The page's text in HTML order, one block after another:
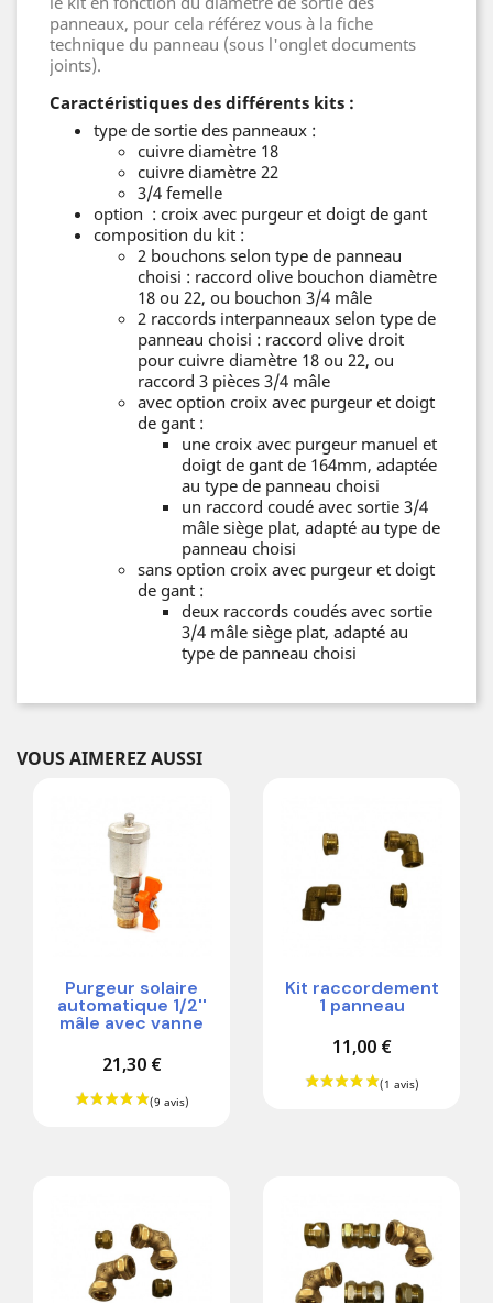
panneaux, pour cela référez vous à la fiche
technique du panneau (sous l'onglet documents
joints).
Caractéristiques des différents kits :
type de sortie des panneaux :
cuivre diamètre 18
cuivre diamètre 22
3/4 femelle
option : croix avec purgeur et doigt de gant
composition du kit :
2 bouchons selon type de panneau
choisi : raccord olive bouchon diamètre
18 ou 22, ou bouchon 3/4 mâle
2 raccords interpanneaux selon type de
panneau choisi : raccord olive droit
pour cuivre diamètre 18 ou 22, ou
raccord 3 pièces 3/4 mâle
avec option croix avec purgeur et doigt
de gant :
une croix avec purgeur manuel et
doigt de gant de 164mm, adaptée
au type de panneau choisi
un raccord coudé avec sortie 3/4
mâle siège plat, adapté au type de
panneau choisi
sans option croix avec purgeur et doigt
de gant :
deux raccords coudés avec sortie
3/4 mâle siège plat, adapté au
type de panneau choisi
VOUS AIMEREZ AUSSI
Purgeur solaire
automatique 1/2''
mâle avec vanne
21,30 €
Kit raccordement
1 panneau
11,00 €